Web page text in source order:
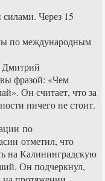
Через 15
по международным
Дмитрий
фразой: «Чем
Он считает, что за
ничего не стоит.
по
отметил, что
на Калининградскую
Он подчеркнул,